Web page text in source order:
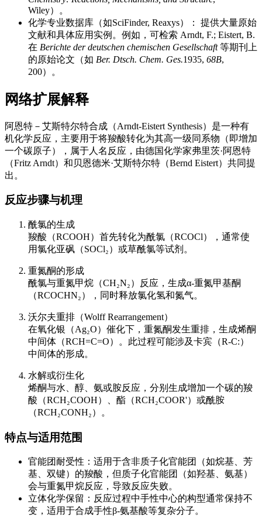
Wiley）。
化学专业数据库（如SciFinder, Reaxys）： 提供大量原始
文献和具体应用实例。例如，可检索 Arndt, F.; Eistert, B.
在 Berichte der deutschen chemischen Gesellschaft等期刊上
的原始论文（如 Ber. Dtsch. Chem. Ges.1935, 68B,
200）。
网络扩展解释
阿恩特－艾斯特尔特合成（Arndt-Eistert Synthesis）是一种有
机化学反应，主要用于将羧酸转化为其高一级同系物（即增加
一个碳原子），属于人名反应，由德国化学家弗里茨·阿恩特
（Fritz Arndt）和贝恩德米·艾斯特尔特（Bernd Eistert）共同提
出。
反应步骤与机理
酰氯的生成
羧酸（RCOOH）首先转化为酰氯（RCOCl），通常使
用氯化亚砜（SOCl₂）或草酰氯等试剂。
重氮酮的形成
酰氯与重氮甲烷（CH₂N₂）反应，生成α-重氮甲基酮
（RCOCHN₂），同时释放氯化氢和氮气。
沃尔夫重排（Wolff Rearrangement）
在氧化银（Ag₂O）催化下，重氮酮发生重排，生成烯酮
中间体（RCH=C=O）。此过程可能涉及卡宾（R-C:）
中间体的形成。
水解或衍生化
烯酮与水、醇、氨或胺反应，分别生成增加一个碳的羧
酸（RCH₂COOH）、酯（RCH₂COOR'）或酰胺
（RCH₂CONH₂）。
特点与适用范围
官能团耐受性：适用于含非质子化官能团（如烷基、芳
基、双键）的羧酸，但质子化官能团（如羟基、氨基）
会与重氮甲烷反应，导致反应失败。
立体化学保留：反应过程中手性中心的构型通常保持不
变，适用于合成手性β-氨基酸等复杂分子。